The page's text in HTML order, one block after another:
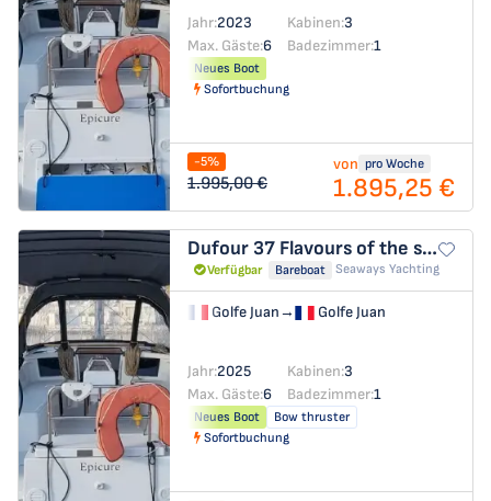
Jahr:2023 Kabinen:3
Max. Gäste:6 Badezimmer:1
Neues Boot
Sofortbuchung
-5%
1.995,00 €
von pro Woche
1.895,25 €
Dufour 37 Flavours of the sea
Verfügbar Bareboat Seaways Yachting
Golfe Juan→ Golfe Juan
Jahr:2025 Kabinen:3
Max. Gäste:6 Badezimmer:1
Neues Boot
Bow thruster
Sofortbuchung